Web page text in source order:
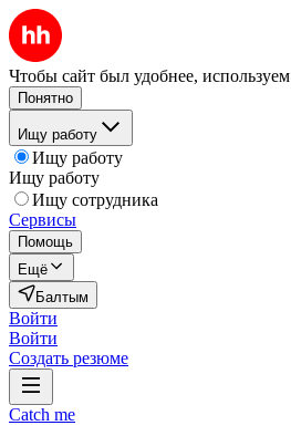
Чтобы сайт был удобнее, используем
Понятно
Ищу работу
Ищу работу
Ищу работу
Ищу сотрудника
Сервисы
Помощь
Ещё
Балтым
Войти
Войти
Создать резюме
Catch me